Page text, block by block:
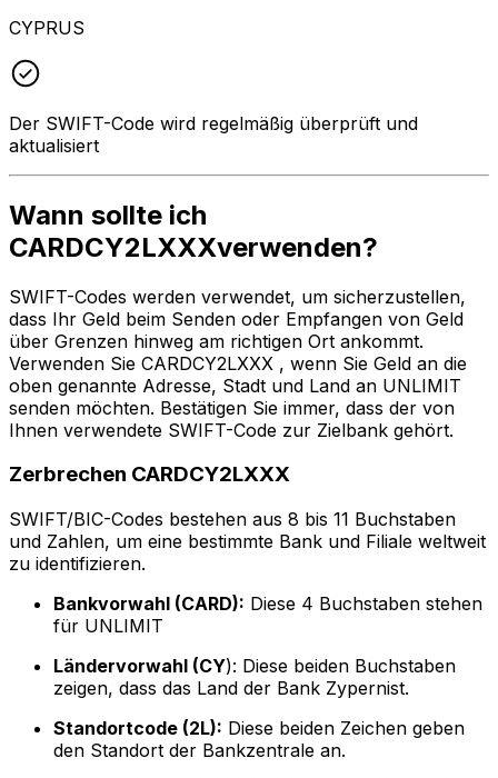
CYPRUS
Der SWIFT-Code wird regelmäßig überprüft und
aktualisiert
Wann sollte ich
CARDCY2LXXXverwenden?
SWIFT-Codes werden verwendet, um sicherzustellen,
dass Ihr Geld beim Senden oder Empfangen von Geld
über Grenzen hinweg am richtigen Ort ankommt.
Verwenden Sie CARDCY2LXXX , wenn Sie Geld an die
oben genannte Adresse, Stadt und Land an UNLIMIT
senden möchten. Bestätigen Sie immer, dass der von
Ihnen verwendete SWIFT-Code zur Zielbank gehört.
Zerbrechen CARDCY2LXXX
SWIFT/BIC-Codes bestehen aus 8 bis 11 Buchstaben
und Zahlen, um eine bestimmte Bank und Filiale weltweit
zu identifizieren.
Bankvorwahl (CARD): Diese 4 Buchstaben stehen
für UNLIMIT
Ländervorwahl (CY): Diese beiden Buchstaben
zeigen, dass das Land der Bank Zypernist.
Standortcode (2L): Diese beiden Zeichen geben
den Standort der Bankzentrale an.